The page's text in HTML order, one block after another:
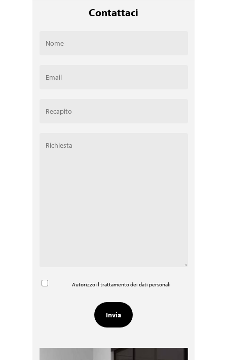
Contattaci
Autorizzo il trattamento dei dati personali